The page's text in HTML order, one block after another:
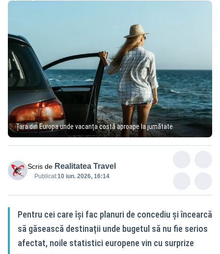
Țara din Europa unde vacanța costă aproape la jumătate
Scris de Realitatea Travel
Publicat:10 iun. 2026, 16:14
Pentru cei care își fac planuri de concediu și încearcă
să găsească destinații unde bugetul să nu fie serios
afectat, noile statistici europene vin cu surprize